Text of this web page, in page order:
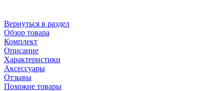
Вернуться в раздел
Обзор товара
Комплект
Описание
Характеристики
Аксессуары
Отзывы
Похожие товары